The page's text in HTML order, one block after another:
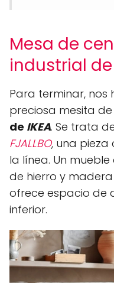
Mesa de
industrial de
Para terminar,
preciosa mesita
de IKEA. Se trata
FJALLBO, una
la línea. Un
de hierro y
ofrece espacio de
inferior.